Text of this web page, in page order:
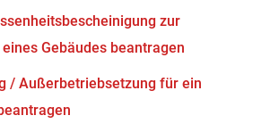
zur
Gebäudes beantragen
/ Außerbetriebsetzung für ein